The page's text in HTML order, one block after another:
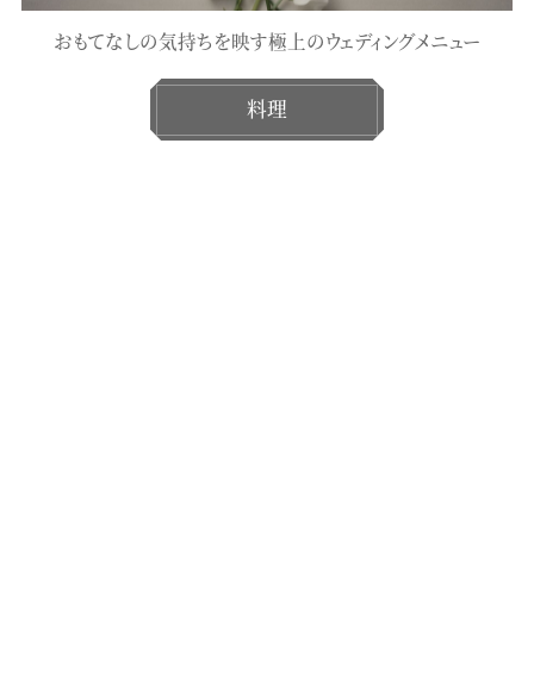
おもてなしの気持ちを映す極上のウェディングメニュー
料理